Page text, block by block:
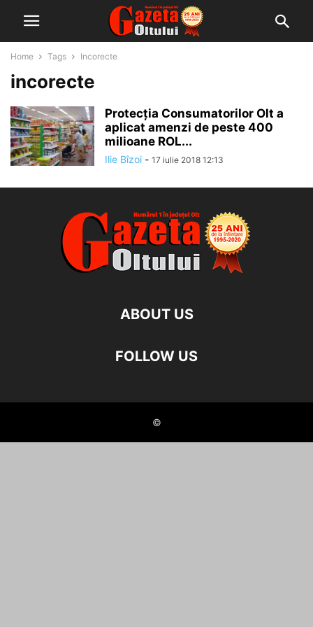
Home Tags Incorecte
incorecte
Protecţia Consumatorilor Olt a
aplicat amenzi de peste 400
milioane ROL...
Ilie Bîzoi - 17 iulie 2018 12:13
ABOUT US
FOLLOW US
©